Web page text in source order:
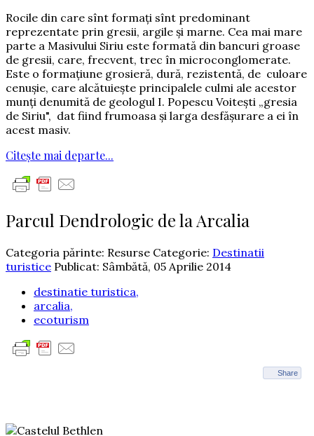
Rocile din care sînt formaţi sînt predominant
reprezentate prin gresii, argile şi marne. Cea mai mare
parte a Masivului Siriu este formată din bancuri groase
de gresii, care, frecvent, trec în microconglomerate.
Este o formaţiune grosieră, dură, rezistentă, de culoare
cenuşie, care alcătuieşte principalele culmi ale acestor
munţi denumită de geologul I. Popescu Voiteşti „gresia
de Siriu", dat fiind frumoasa şi larga desfăşurare a ei în
acest masiv.
Citește mai departe...
Parcul Dendrologic de la Arcalia
Categoria părinte: Resurse Categorie: Destinatii
turistice Publicat: Sâmbătă, 05 Aprilie 2014
destinatie turistica,
arcalia,
ecoturism
Share